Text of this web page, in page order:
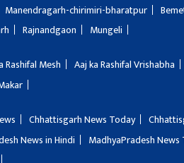
Manendragarh-chirimiri-bharatpur
Rajnandgaon Mungeli
Rashifal Mesh Aaj ka Rashifal Vrishabha
Chhattisgarh News Today
News in Hindi MadhyaPradesh News